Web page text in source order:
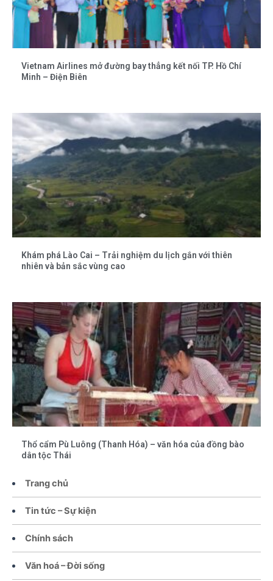
Trang chủ
Tin tức – Sự kiện
Chính sách
Văn hoá – Đời sống
Vietnam Airlines mở đường bay thẳng kết nối TP. Hồ Chí
Minh – Điện Biên
Khám phá Lào Cai – Trải nghiệm du lịch gắn với thiên
nhiên và bản sắc vùng cao
Thổ cẩm Pù Luông (Thanh Hóa) – văn hóa của đồng bào
dân tộc Thái